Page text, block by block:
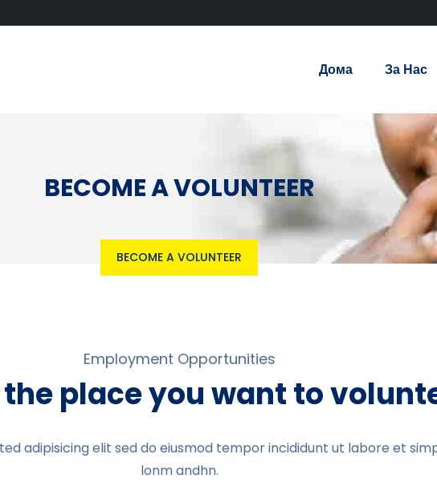
Дома За Нас
BECOME A VOLUNTEER
BECOME A VOLUNTEER
Employment Opportunities
the place you want to
adipisicing elit sed do eiusmod tempor incididunt ut labore et
lonm andhn.